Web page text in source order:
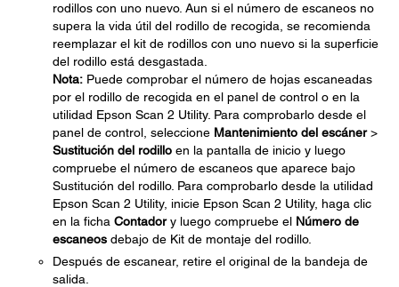
rodillos con uno nuevo. Aun si el número de escaneos no
supera la vida útil del rodillo de recogida, se recomienda
reemplazar el kit de rodillos con uno nuevo si la superficie
del rodillo está desgastada.
Nota: Puede comprobar el número de hojas escaneadas
por el rodillo de recogida en el panel de control o en la
utilidad Epson Scan 2 Utility. Para comprobarlo desde el
panel de control, seleccione Mantenimiento del escáner>
Sustitución del rodillo en la pantalla de inicio y luego
compruebe el número de escaneos que aparece bajo
Sustitución del rodillo. Para comprobarlo desde la utilidad
Epson Scan 2 Utility, inicie Epson Scan 2 Utility, haga clic
en la ficha Contadory luego compruebe el Número de
escaneos debajo de Kit de montaje del rodillo.
Después de escanear, retire el original de la bandeja de
salida.